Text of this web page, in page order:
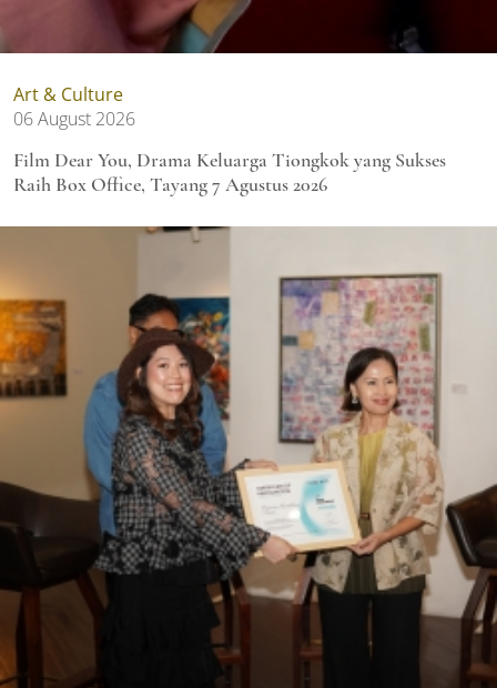
Art & Culture
06 August 2026
Film Dear You, Drama Keluarga Tiongkok yang Sukses
Raih Box Office, Tayang 7 Agustus 2026